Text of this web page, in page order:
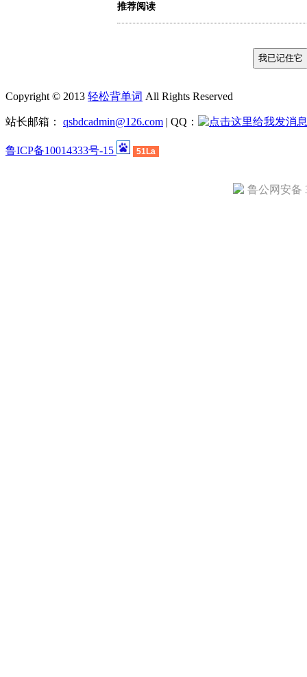
推荐阅读
Copyright © 2013 轻松背单词 All Rights Reserved
站长邮箱： qsbdcadmin@126.com | QQ：
鲁ICP备10014333号-15 51La
鲁公网安备